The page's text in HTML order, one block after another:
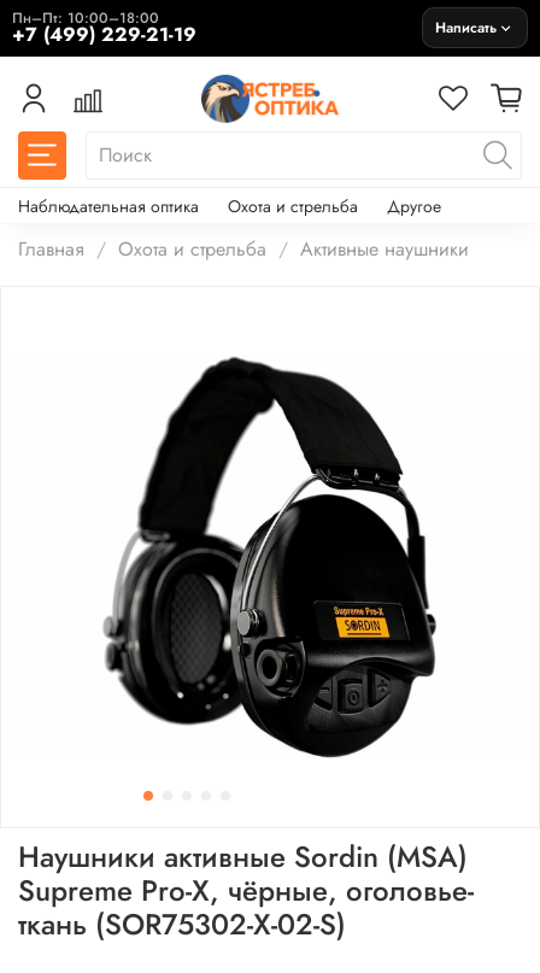
Пн–Пт: 10:00–18:00
+7 (499) 229-21-19 Написать
Наблюдательная оптика Охота и стрельба Другое
Главная Охота и стрельба Активные наушники
Наушники активные Sordin (MSA)
Supreme Pro-X, чёрные, оголовье-
ткань (SOR75302-X-02-S)